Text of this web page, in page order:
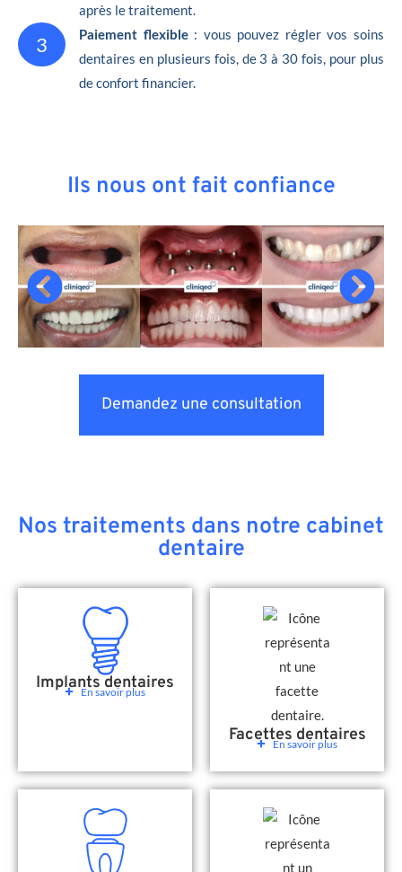
après le traitement.
3 Paiement flexible: vous pouvez régler vos soins
dentaires en plusieurs fois, de 3 à 30 fois, pour plus
de confort financier.
Ils nous ont fait confiance
Demandez une consultation
Nos traitements dans notre cabinet
dentaire
Implants dentaires
En savoir plus
Facettes dentaires
En savoir plus